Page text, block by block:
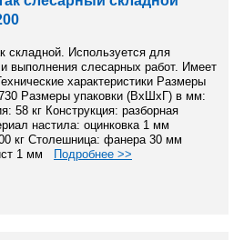
складной. Используется для
выполнения слесарных работ. Имеет
характеристики Размеры
Размеры упаковки (ВхШхГ) в мм:
58 кг Конструкция: разборная
настила: оцинковка 1 мм
кг Столешница: фанера 30 мм
1 мм
Подробнее >>